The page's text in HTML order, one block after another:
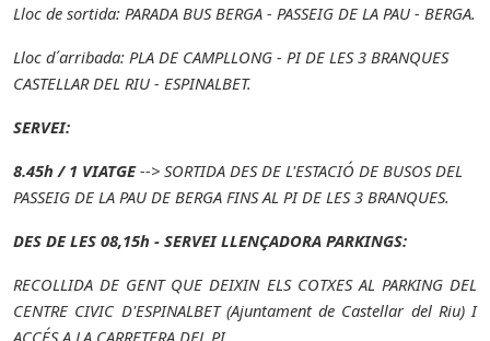
Lloc de sortida: PARADA BUS BERGA - PASSEIG DE LA PAU - BERGA.
Lloc d´arribada: PLA DE CAMPLLONG - PI DE LES 3 BRANQUES
CASTELLAR DEL RIU - ESPINALBET.
SERVEI:
8.45h / 1 VIATGE--> SORTIDA DES DE L'ESTACIÓ DE BUSOS DEL
PASSEIG DE LA PAU DE BERGA FINS AL PI DE LES 3 BRANQUES.
DES DE LES 08,15h - SERVEI LLENÇADORA PARKINGS:
RECOLLIDA DE GENT QUE DEIXIN ELS COTXES AL PARKING DEL
CENTRE CIVIC D'ESPINALBET (Ajuntament de Castellar del Riu) I
ACCÉS A LA CARRETERA DEL PI.